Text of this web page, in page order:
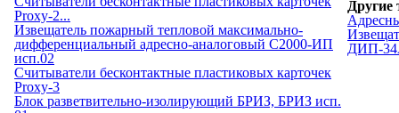
Proxy-2...
Извещатель пожарный тепловой максимально-
дифференциальный адресно-аналоговый С2000-ИП
исп.02
Считыватели бесконтактные пластиковых карточек
Proxy-3
Блок разветвительно-изолирующий БРИЗ, БРИЗ исп.
Другие
ДИП-